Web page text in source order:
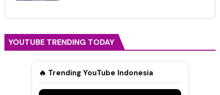
YOUTUBE TRENDING TODAY
🔥 Trending YouTube Indonesia